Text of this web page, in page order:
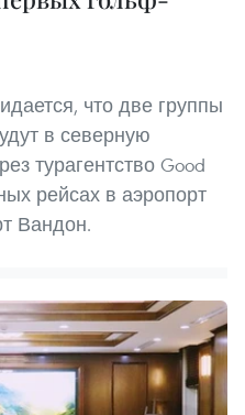
что две группы
в северную
турагентство Good
рейсах в аэропорт
Вандон.